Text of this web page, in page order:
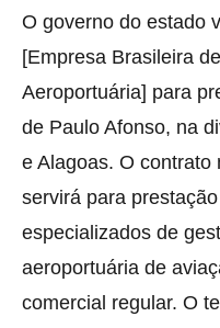
O governo do estado
[Empresa Brasileira
Aeroportuária] para
de Paulo Afonso, na
e Alagoas. O contrato
servirá para
especializados de
aeroportuária de
comercial regular. O